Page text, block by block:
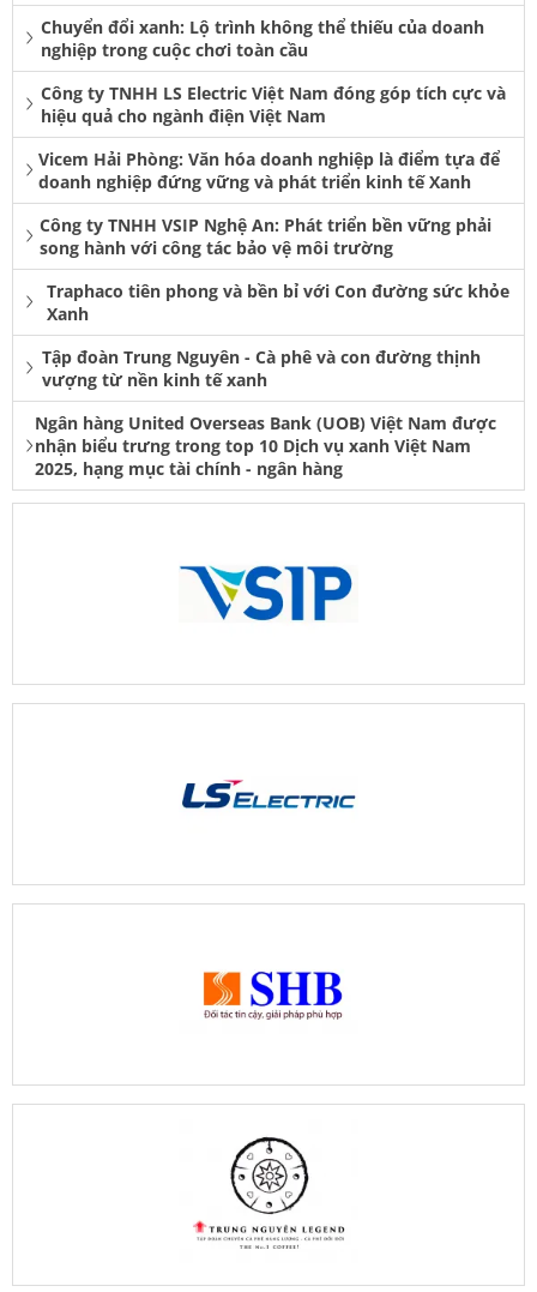
Chuyển đổi xanh: Lộ trình không thể thiếu của doanh
nghiệp trong cuộc chơi toàn cầu
Công ty TNHH LS Electric Việt Nam đóng góp tích cực và
hiệu quả cho ngành điện Việt Nam
Vicem Hải Phòng: Văn hóa doanh nghiệp là điểm tựa để
doanh nghiệp đứng vững và phát triển kinh tế Xanh
Công ty TNHH VSIP Nghệ An: Phát triển bền vững phải
song hành với công tác bảo vệ môi trường
Traphaco tiên phong và bền bỉ với Con đường sức khỏe
Xanh
Tập đoàn Trung Nguyên - Cà phê và con đường thịnh
vượng từ nền kinh tế xanh
Ngân hàng United Overseas Bank (UOB) Việt Nam được
nhận biểu trưng trong top 10 Dịch vụ xanh Việt Nam
2025, hạng mục tài chính - ngân hàng